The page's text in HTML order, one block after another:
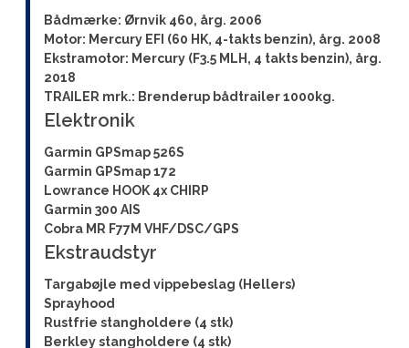
Bådmærke: Ørnvik 460, årg. 2006
Motor: Mercury EFI (60 HK, 4-takts benzin), årg. 2008
Ekstramotor: Mercury (F3.5 MLH, 4 takts benzin), årg.
2018
TRAILER mrk.: Brenderup bådtrailer 1000kg.
Elektronik
Garmin GPSmap 526S
Garmin GPSmap 172
Lowrance HOOK 4x CHIRP
Garmin 300 AIS
Cobra MR F77M VHF/DSC/GPS
Ekstraudstyr
Targabøjle med vippebeslag (Hellers)
Sprayhood
Rustfrie stangholdere (4 stk)
Berkley stangholdere (4 stk)